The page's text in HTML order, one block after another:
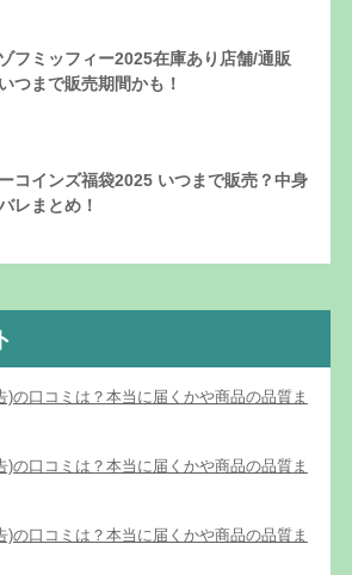
フミッフィー2025在庫あり店舗/通販
つまで販売期間かも！
コインズ福袋2025 いつまで販売？中身
レまとめ！
)の口コミは？本当に届くかや商品の品質ま
)の口コミは？本当に届くかや商品の品質ま
)の口コミは？本当に届くかや商品の品質ま